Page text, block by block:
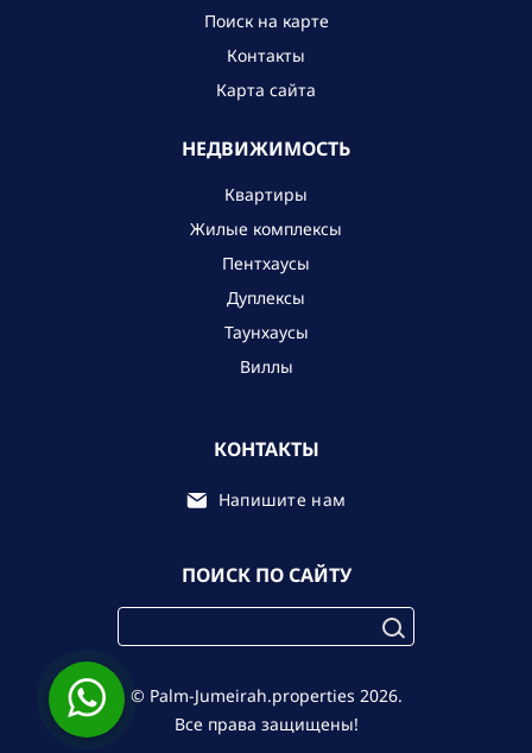
Поиск на карте
Контакты
Карта сайта
НЕДВИЖИМОСТЬ
Квартиры
Жилые комплексы
Пентхаусы
Дуплексы
Таунхаусы
Виллы
КОНТАКТЫ
Напишите нам
ПОИСК ПО САЙТУ
© Palm-Jumeirah.properties 2026.
Все права защищены!